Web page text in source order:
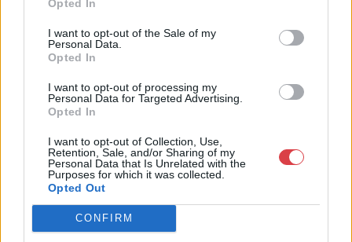
Opted In
I want to opt-out of the Sale of my
Personal Data.
Opted In
I want to opt-out of processing my
Personal Data for Targeted Advertising.
Opted In
I want to opt-out of Collection, Use,
Retention, Sale, and/or Sharing of my
Personal Data that Is Unrelated with the
Purposes for which it was collected.
Opted Out
CONFIRM
bútorok, szőnyegek, üveg, porcelán és ezüst tárgyak, ékszerek,
néprajzi tárgyak értékesítése és aukcionálása. Hagyatékok és
gyűjtemények árverezése. Ingyenes értékbecslés. Árveréseinkre
GALÉRIA TOVÁBBI MŰTÁRGYAI